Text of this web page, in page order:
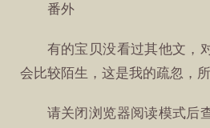
番外
有的宝贝没看过其他文，
会比较陌生，这是我的疏忽，
请关闭浏览器阅读模式后